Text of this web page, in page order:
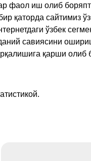
фаол иш олиб
қаторда сайтимиз
ўзбек
савиясини
қарши олиб